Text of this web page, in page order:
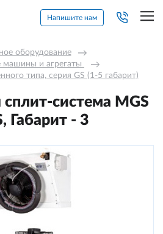
Напишите нам
оборудование →
машины и агрегаты →
типа, серия GS (1-5 габарит)
система MGS
Габарит - 3